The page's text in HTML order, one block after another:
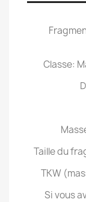
Classe:
Taille du
TKW
Si vous